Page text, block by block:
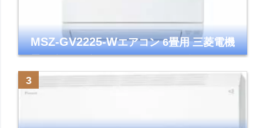
MSZ-GV2225-Wエアコン 6畳用 三菱電機
霧ヶ峰 2025年モデル GVシリーズ ピュアホ
ワイト 清潔 除湿 単相100V